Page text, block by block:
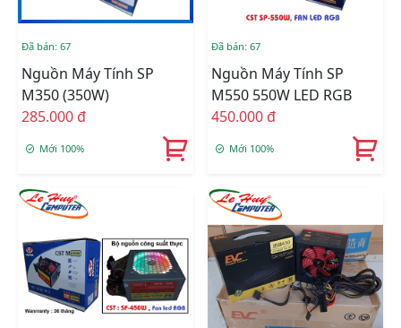
Đã bán: 67
Nguồn Máy Tính SP
M350 (350W)
285.000 đ
Mới 100%
Đã bán: 67
Nguồn Máy Tính SP
M550 550W LED RGB
450.000 đ
Mới 100%